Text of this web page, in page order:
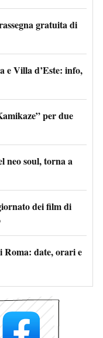
gratuita di
e Villa d’Este: info,
per due
neo soul, torna a
dei film di
Roma: date, orari e